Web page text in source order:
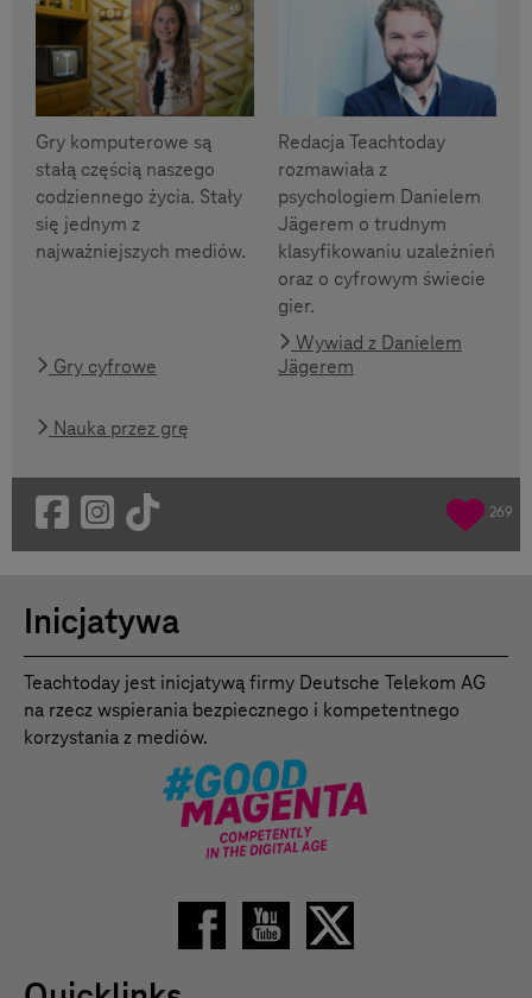
Gry komputerowe są
stałą częścią naszego
codziennego życia. Stały
się jednym z
najważniejszych mediów.
Gry cyfrowe
Redacja Teachtoday
rozmawiała z
psychologiem Danielem
Jägerem o trudnym
klasyfikowaniu uzależnień
oraz o cyfrowym świecie
gier.
Wywiad z Danielem
Jägerem
Nauka przez grę
269
Inicjatywa
Teachtoday jest inicjatywą firmy Deutsche Telekom AG
na rzecz wspierania bezpiecznego i kompetentnego
korzystania z mediów.